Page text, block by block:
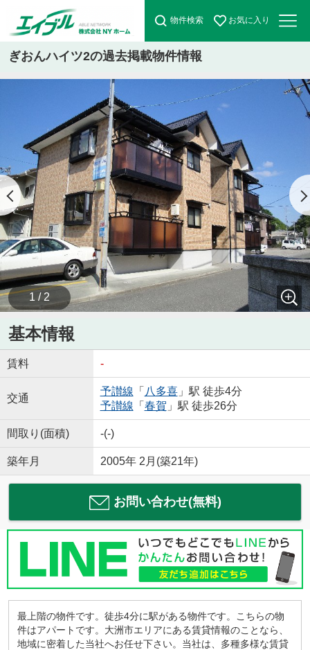
物件検索 お気に入り
ぎおんハイツ2の過去掲載物件情報
1 / 2
基本情報
賃料 -
交通
予讃線 「 八多喜」駅 徒歩4分
予讃線 「 春賀 」駅 徒歩26分
間取り(面積) -(-)
築年月 2005年 2月(築21年)
お問い合わせ(無料)
最上階の物件です。徒歩4分に駅がある物件です。こちらの物
件はアパートです。大洲市エリアにある賃貸情報のことなら、
地域に密着した当社へお任せ下さい。当社は、多種多様な賃貸